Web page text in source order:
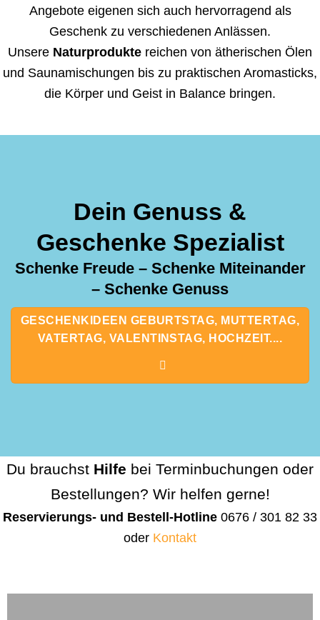
Angebote eigenen sich auch hervorragend als
Geschenk zu verschiedenen Anlässen.
Unsere Naturprodukte reichen von ätherischen Ölen
und Saunamischungen bis zu praktischen Aromasticks,
die Körper und Geist in Balance bringen.
Dein Genuss &
Geschenke Spezialist
Schenke Freude – Schenke Miteinander
– Schenke Genuss
GESCHENKIDEEN GEBURTSTAG, MUTTERTAG,
VATERTAG, VALENTINSTAG, HOCHZEIT....
Du brauchst Hilfe bei Terminbuchungen oder
Bestellungen? Wir helfen gerne!
Reservierungs- und Bestell-Hotline 0676 / 301 82 33
oder Kontakt